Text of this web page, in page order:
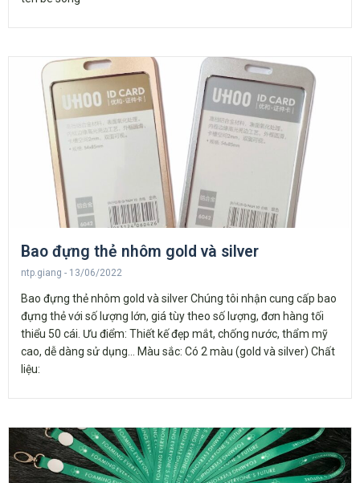
Bao đựng thẻ nhôm gold và silver
ntp.giang 13/06/2022
Bao đựng thẻ nhôm gold và silver Chúng tôi nhận cung cấp bao
đựng thẻ với số lượng lớn, giá tùy theo số lượng, đơn hàng tối
thiểu 50 cái. Ưu điểm: Thiết kế đẹp mắt, chống nước, thẩm mỹ
cao, dễ dàng sử dụng… Màu sắc: Có 2 màu (gold và silver) Chất
liệu: